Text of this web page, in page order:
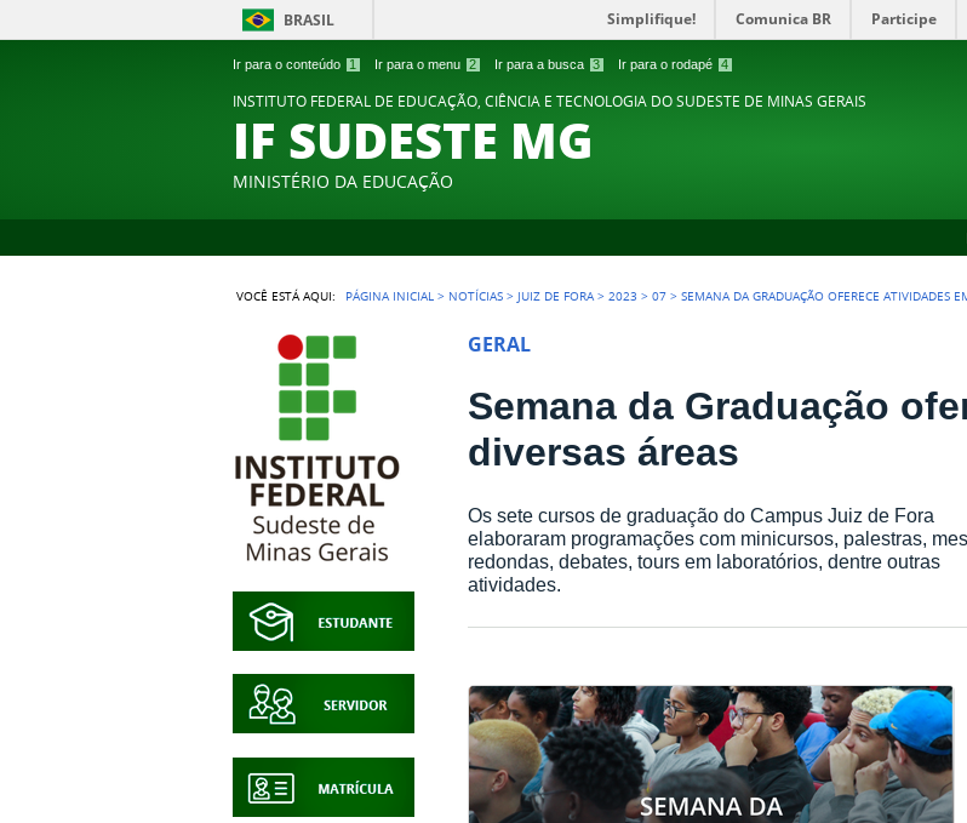
Ir para o conteúdo 1 Ir para o menu 2 Ir para a busca 3 Ir para o rodapé 4
BRASIL Simplifique! Comunica BR Participe
INSTITUTO FEDERAL DE EDUCAÇÃO, CIÊNCIA E TECNOLOGIA DO SUDESTE DE MINAS GERAIS
IF SUDESTE MG
MINISTÉRIO DA EDUCAÇÃO
VOCÊ ESTÁ AQUI: PÁGINA INICIAL > NOTÍCIAS > JUIZ DE FORA >2023 >07 >SEMANA DA GRADUAÇÃO OFERECE ATIVIDADES
GERAL
Semana da Graduação
diversas áreas
Os sete cursos de graduação do Campus Juiz de Fora
elaboraram programações com minicursos, palestras,
redondas, debates, tours em laboratórios, dentre outras
atividades.